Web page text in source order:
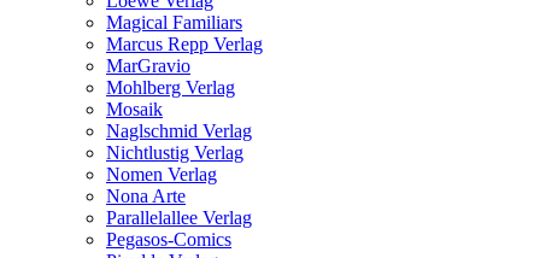
Magical Familiars
Marcus Repp Verlag
MarGravio
Mohlberg Verlag
Mosaik
Naglschmid Verlag
Nichtlustig Verlag
Nomen Verlag
Nona Arte
Parallelallee Verlag
Pegasos-Comics